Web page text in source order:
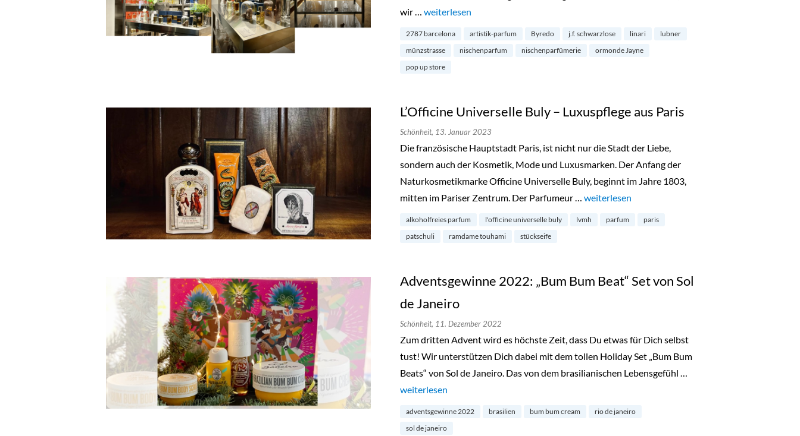
wir … „Lubner Pop Up Store in Berlin Mitte“
weiterlesen
2787 barcelona artistik-parfum Byredo j.f. schwarzlose linari
lubner
münzstrasse
nischenparfum nischenparfümerie
ormonde Jayne
pop up store
L’Officine Universelle Buly – Luxuspflege aus Paris
Schönheit, 13. Januar 2023
Die französische Hauptstadt Paris, ist nicht nur die Stadt der Liebe,
sondern auch der Kosmetik, Mode und Luxusmarken. Der Anfang der
Naturkosmetikmarke Officine Universelle Buly, beginnt im Jahre 1803,
mitten im Pariser Zentrum. Der Parfumeur … „L’Officine Universelle Buly – Luxuspflege aus Paris“
weiterlesen
alkoholfreies parfum l'officine universelle buly lvmh parfum
paris
patschuli
ramdame touhami stückseife
Adventsgewinne 2022: „Bum Bum Beat“ Set von Sol
de Janeiro
Schönheit, 11. Dezember 2022
Zum dritten Advent wird es höchste Zeit, dass Du etwas für Dich selbst
tust! Wir unterstützen Dich dabei mit dem tollen Holiday Set „Bum Bum
Beats“ von Sol de Janeiro. Das von dem brasilianischen Lebensgefühl …
„Adventsgewinne 2022: „Bum Bum Beat“ Set von Sol de Janeiro“
weiterlesen
adventsgewinne 2022 brasilien bum bum cream
rio de janeiro
sol de janeiro